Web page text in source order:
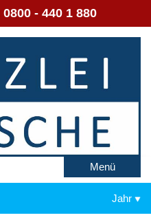
0800 - 440 1 880
Menü
Jahr